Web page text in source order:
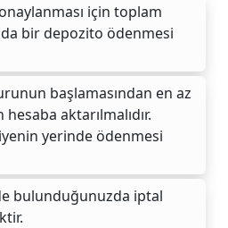
için toplam
bir depozito ödenmesi
başlamasından en az
aktarılmalıdır.
yerinde ödenmesi
bulunduğunuzda iptal